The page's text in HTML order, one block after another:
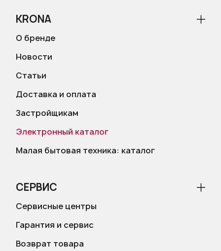
KRONA
О бренде
Новости
Статьи
Доставка и оплата
Застройщикам
Электронный каталог
Малая бытовая техника: каталог
СЕРВИС
Сервисные центры
Гарантия и сервис
Возврат товара